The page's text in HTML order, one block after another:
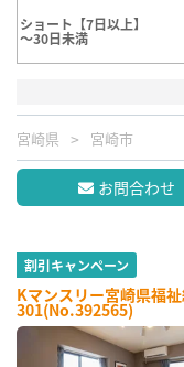
ショート【7日以上】
～30日未満
宮崎県 宮崎市
お問合わせ
割引キャンペーン
Kマンスリー宮崎県福
301(No.392565)